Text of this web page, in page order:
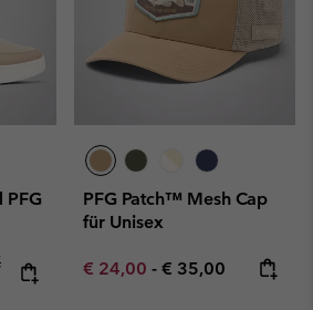
sale price:
price:
PFG Patch™ Mesh Cap
für Unisex
Minimum sale price:
€ 24,00 - Maximum price:
€ 35,00